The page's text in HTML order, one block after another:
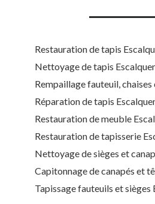
Restauration de tapis
Nettoyage de tapis
Rempaillage fauteuil, chaises
Réparation de tapis
Restauration de meuble
Restauration de tapisserie
Nettoyage de sièges et
Capitonnage de canapés et
Tapissage fauteuils et sièges